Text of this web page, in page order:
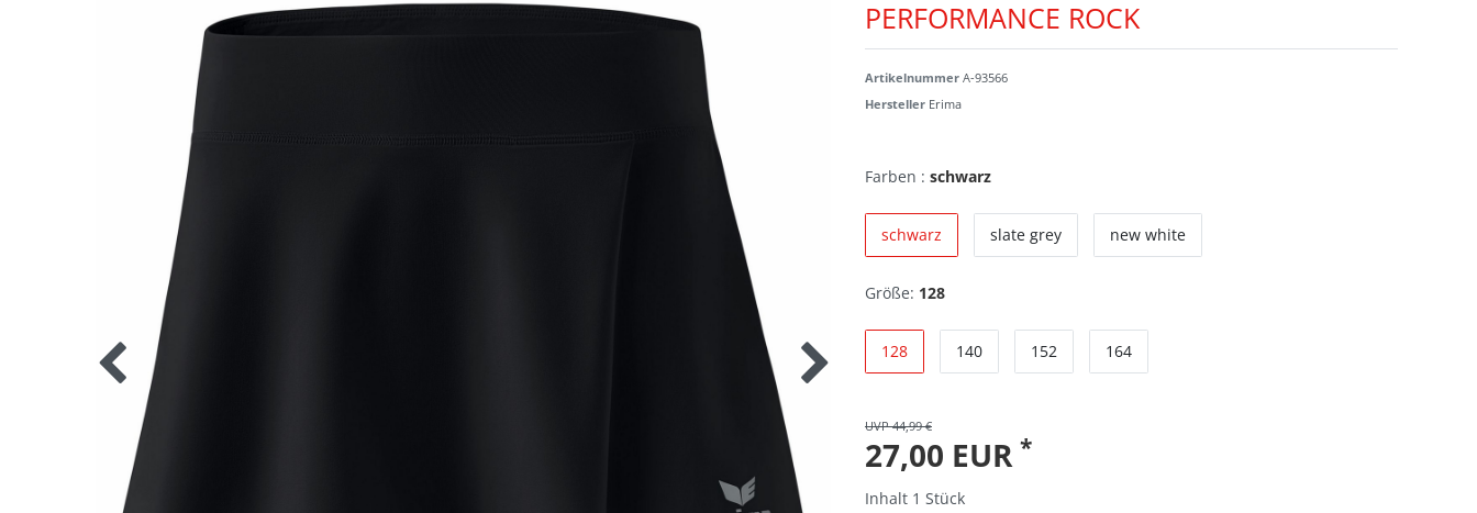
PERFORMANCE ROCK
Artikelnummer A-93566
Hersteller Erima
Farben : schwarz
schwarz slate grey new white
Größe: 128
128 140 152 164
UVP 44,99 €
27,00 EUR *
Inhalt 1 Stück